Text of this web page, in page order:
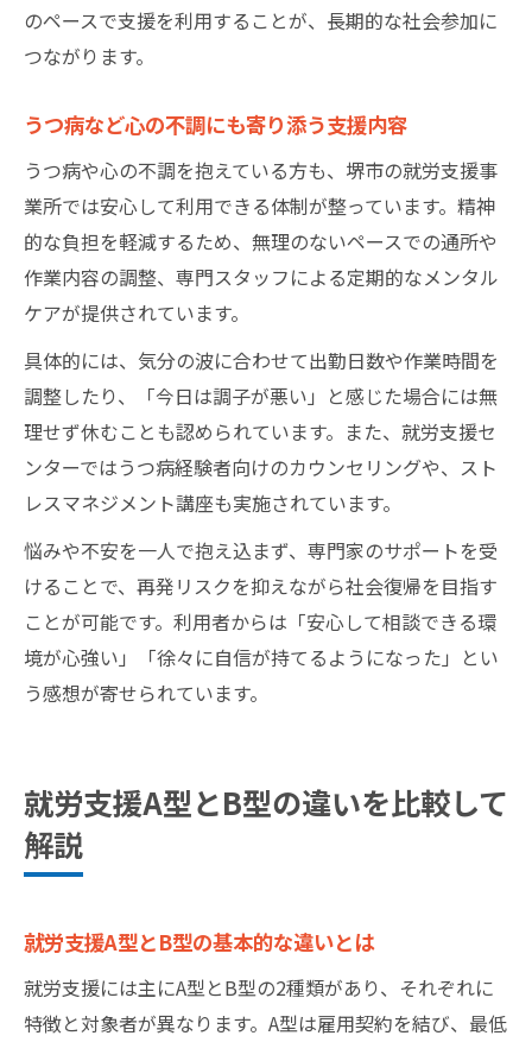
のペースで支援を利用することが、長期的な社会参加に
つながります。
うつ病など心の不調にも寄り添う支援内容
うつ病や心の不調を抱えている方も、堺市の就労支援事
業所では安心して利用できる体制が整っています。精神
的な負担を軽減するため、無理のないペースでの通所や
作業内容の調整、専門スタッフによる定期的なメンタル
ケアが提供されています。
具体的には、気分の波に合わせて出勤日数や作業時間を
調整したり、「今日は調子が悪い」と感じた場合には無
理せず休むことも認められています。また、就労支援セ
ンターではうつ病経験者向けのカウンセリングや、スト
レスマネジメント講座も実施されています。
悩みや不安を一人で抱え込まず、専門家のサポートを受
けることで、再発リスクを抑えながら社会復帰を目指す
ことが可能です。利用者からは「安心して相談できる環
境が心強い」「徐々に自信が持てるようになった」とい
う感想が寄せられています。
就労支援A型とB型の違いを比較して
解説
就労支援A型とB型の基本的な違いとは
就労支援には主にA型とB型の2種類があり、それぞれに
特徴と対象者が異なります。A型は雇用契約を結び、最低